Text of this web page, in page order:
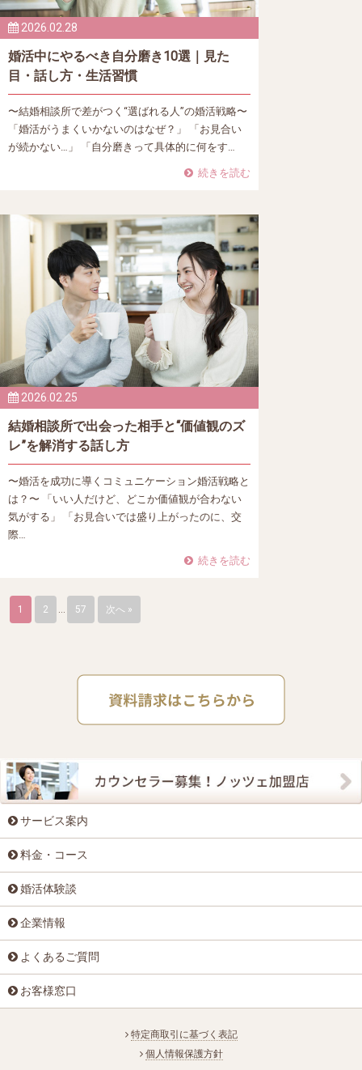
2026.02.28
婚活中にやるべき自分磨き10選｜見た
目・話し方・生活習慣
〜結婚相談所で差がつく“選ばれる人”の婚活戦略〜
「婚活がうまくいかないのはなぜ？」 「お見合い
が続かない…」 「自分磨きって具体的に何をす…
続きを読む
2026.02.25
結婚相談所で出会った相手と“価値観のズ
レ”を解消する話し方
〜婚活を成功に導くコミュニケーション婚活戦略と
は？〜 「いい人だけど、どこか価値観が合わない
気がする」 「お見合いでは盛り上がったのに、交
際…
続きを読む
1 2 … 57 次へ »
サービス案内
料金・コース
婚活体験談
企業情報
よくあるご質問
お客様窓口
特定商取引に基づく表記
個人情報保護方針